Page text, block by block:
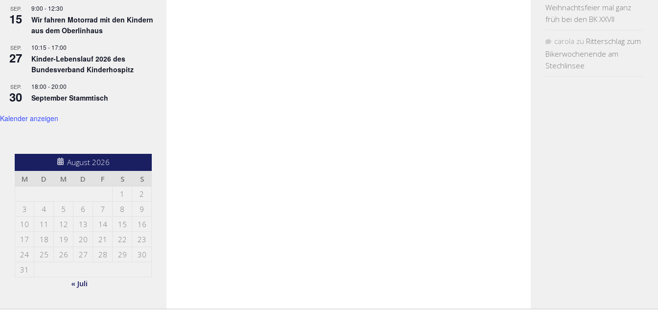
SEP.
15
9:00 - 12:30
Wir fahren Motorrad mit den Kindern
aus dem Oberlinhaus
SEP.
27
10:15 - 17:00
Kinder-Lebenslauf 2026 des
Bundesverband Kinderhospitz
SEP.
30
18:00 -20:00
September Stammtisch
Kalender anzeigen
August 2026
M
D M D F S
S
1
2
3
4 5 6 7 8
9
10
11 12 13 14 15
16
17
18 19 20 21 22
23
24
25 26 27 28 29
30
31
« Juli
Weihnachtsfeier mal ganz
früh bei den BK XXVII
carola zu Ritterschlag zum
Bikerwochenende am
Stechlinsee